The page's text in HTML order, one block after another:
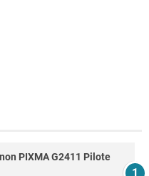
PIXMA G2411 Pilote